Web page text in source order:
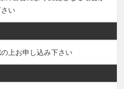
い
上お申し込み下さい